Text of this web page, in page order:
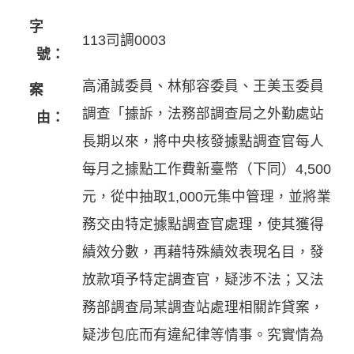
字
號：
113司調0003
案
由：
高涌誠委員、林郁容委員、王美玉委員
調查「據訴，法務部調查局之外勤處站
長期以來，將中央核發據點調查官每人
每月之據點工作費新臺幣（下同）4,500
元，從中抽取1,000元集中管理，並將業
務交由特定據點調查官處理，使其獲得
績效分數，再藉特殊績效表現名目，發
放款項予特定調查官，疑涉不法；又法
務部調查局某調查站處理相關詐貸案，
疑涉包庇而有違紀律等情事。究實情為